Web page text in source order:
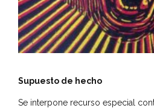
Supuesto de hecho
Se interpone recurso especial